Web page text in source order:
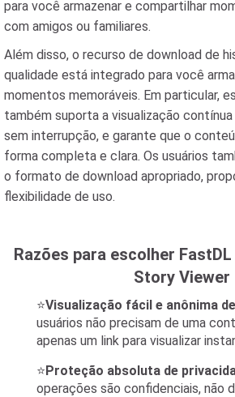
para você armazenar e compartilhar
com amigos ou familiares.
Além disso, o recurso de download de
qualidade está integrado para você
momentos memoráveis. Em particular,
também suporta a visualização
sem interrupção, e garante que o
forma completa e clara. Os usuários
o formato de download apropriado,
flexibilidade de uso.
Razões para escolher
Story Viewer
⭐Visualização fácil e anônima
usuários não precisam de uma
apenas um link para visualizar
⭐Proteção absoluta de
operações são confidenciais, não